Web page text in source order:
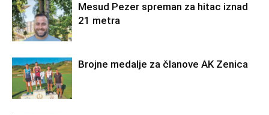
Mesud Pezer spreman za hitac iznad
21 metra
Brojne medalje za članove AK Zenica